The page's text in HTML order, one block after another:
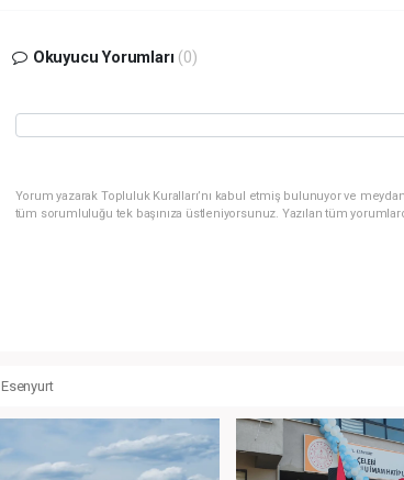
Okuyucu Yorumları (0)
Yorum yazarak Topluluk Kuralları’nı kabul etmiş bulunuyor ve
tüm sorumluluğu tek başınıza üstleniyorsunuz. Yazılan tüm
Esenyurt